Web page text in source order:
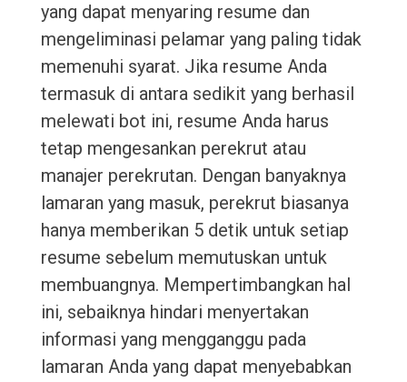
yang dapat menyaring resume dan
mengeliminasi pelamar yang paling tidak
memenuhi syarat. Jika resume Anda
termasuk di antara sedikit yang berhasil
melewati bot ini, resume Anda harus
tetap mengesankan perekrut atau
manajer perekrutan. Dengan banyaknya
lamaran yang masuk, perekrut biasanya
hanya memberikan 5 detik untuk setiap
resume sebelum memutuskan untuk
membuangnya. Mempertimbangkan hal
ini, sebaiknya hindari menyertakan
informasi yang mengganggu pada
lamaran Anda yang dapat menyebabkan